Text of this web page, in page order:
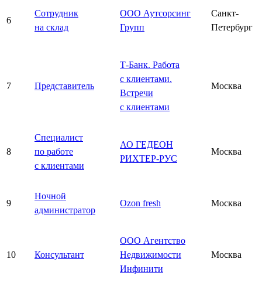
6
Сотрудник
на склад
ООО Аутсорсинг
Групп
Санкт-
Петербург
7 Представитель
Т-Банк. Работа
с клиентами.
Встречи
с клиентами
Москва
8
Специалист
по работе
с клиентами
АО ГЕДЕОН
РИХТЕР-РУС
Москва
9
Ночной
администратор
Ozon fresh Москва
10 Консультант
ООО Агентство
Недвижимости
Инфинити
Москва